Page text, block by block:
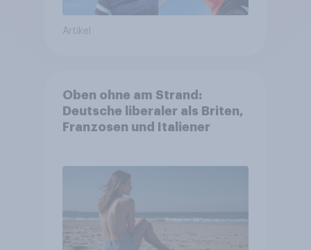
Artikel
Oben ohne am Strand:
Deutsche liberaler als Briten,
Franzosen und Italiener